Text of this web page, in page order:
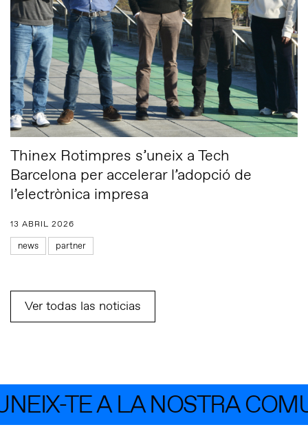
Thinex Rotimpres s’uneix a Tech
Barcelona per accelerar l’adopció de
l’electrònica impresa
13 ABRIL 2026
news partner
Ver todas las noticias
TE A LA NOSTRA